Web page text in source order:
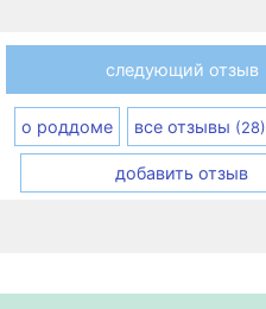
следующий отзыв
о роддоме все отзывы (28)
добавить отзыв